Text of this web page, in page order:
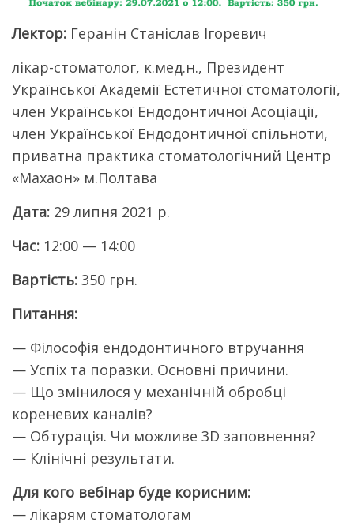
Лектор: Геранін Станіслав Ігоревич
лікар-стоматолог, к.мед.н., Президент
Української Академії Естетичної стоматології,
член Української Ендодонтичної Асоціації,
член Української Ендодонтичної спільноти,
приватна практика стоматологічний Центр
«Махаон» м.Полтава
Дата: 29 липня 2021 р.
Час: 12:00 — 14:00
Вартість: 350 грн.
Питання:
— Філософія ендодонтичного втручання
— Успіх та поразки. Основні причини.
— Що змінилося у механічній обробці
кореневих каналів?
— Обтурація. Чи можливе 3D заповнення?
— Клінічні результати.
Для кого вебінар буде корисним:
— лікарям стоматологам